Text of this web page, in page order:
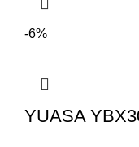
-6%
YUASA